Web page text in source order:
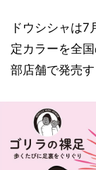
ドウシシャは
定カラーを全
部店舗で発売す